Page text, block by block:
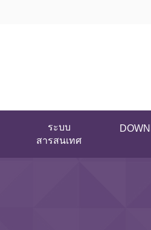
ระบบ
สารสนเทศ